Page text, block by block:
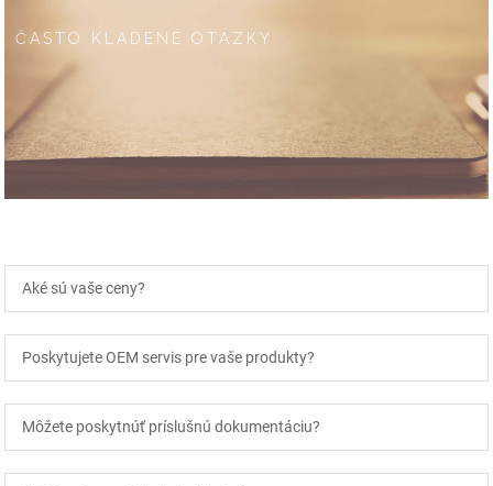
ČASTO KLADENÉ OTÁZKY
Aké sú vaše ceny?
Poskytujete OEM servis pre vaše produkty?
Môžete poskytnúť príslušnú dokumentáciu?